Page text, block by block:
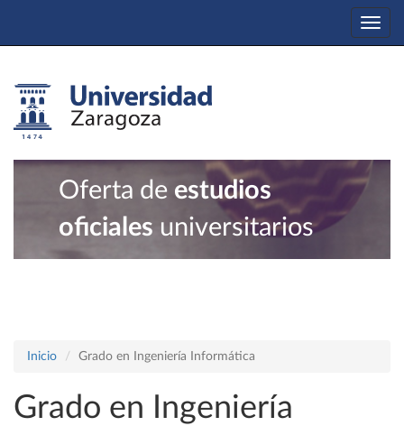
Oferta de estudios
oficiales universitarios
Inicio Grado en Ingeniería Informática
Grado en Ingeniería